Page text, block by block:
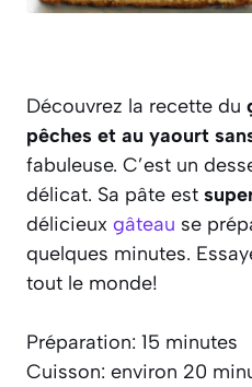
Découvrez la recette du
pêches et au yaourt
fabuleuse. C’est un
délicat. Sa pâte est
délicieux gâteau se
quelques minutes.
tout le monde!
Préparation: 15 minutes
Cuisson: environ 20